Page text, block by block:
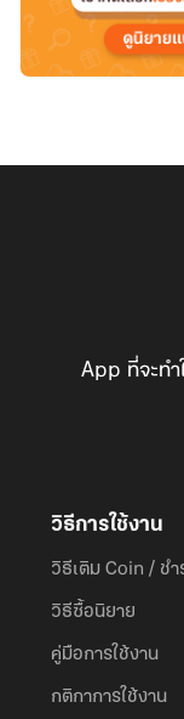
App ที่จะท
วิธีการใช้งาน
วิธีเติม Coin / ชำ
วิธีซื้อนิยาย
คู่มือการใช้งาน
กติกาการใช้งาน